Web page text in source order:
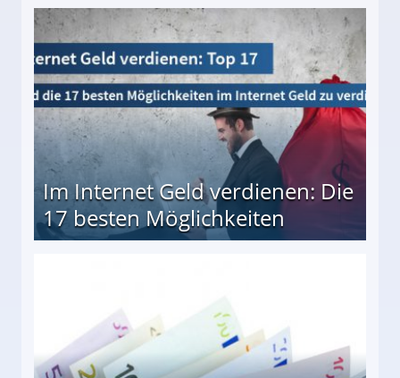
besten Möglichkeiten
Im Internet Geld verdienen: Die
17 besten Möglichkeiten